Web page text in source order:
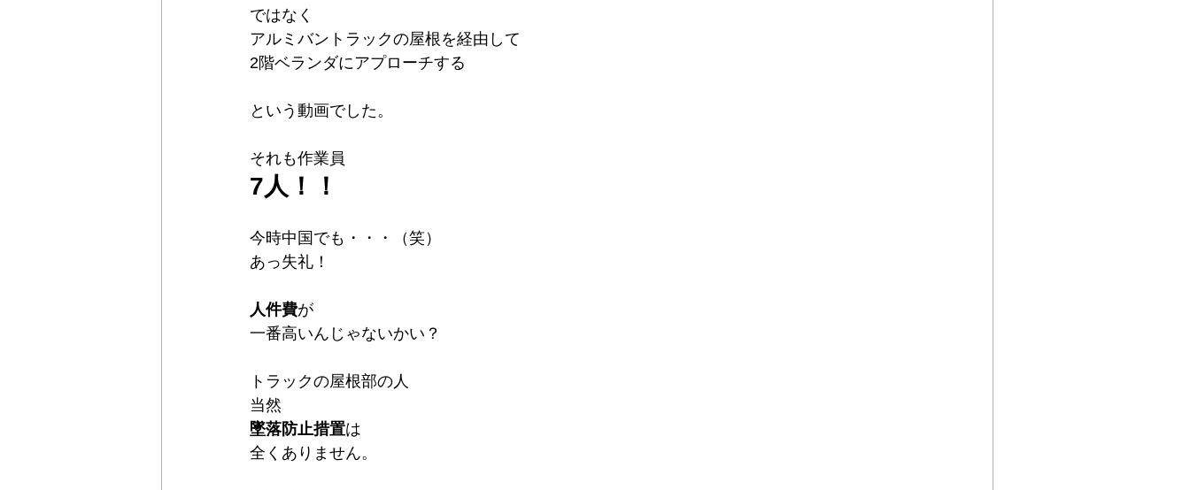
ではなく
アルミバントラックの屋根を経由して
2階ベランダにアプローチする
という動画でした。
それも作業員
7人！！
今時中国でも・・・（笑）
あっ失礼！
人件費が
一番高いんじゃないかい？
トラックの屋根部の人
当然
墜落防止措置は
全くありません。